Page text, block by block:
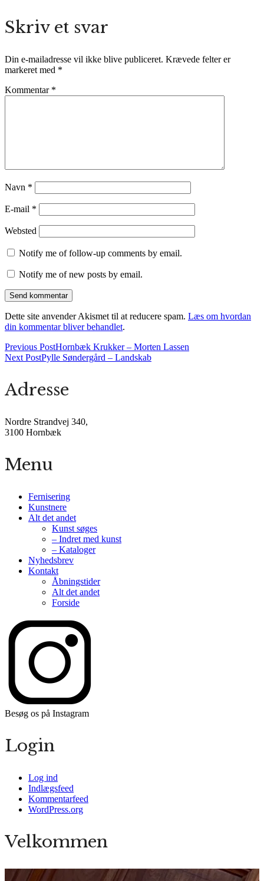
Skriv et svar
Din e-mailadresse vil ikke blive publiceret. Krævede felter er
markeret med *
Kommentar *
Navn *
E-mail *
Websted
Notify me of follow-up comments by email.
Notify me of new posts by email.
Dette site anvender Akismet til at reducere spam. Læs om hvordan
din kommentar bliver behandlet.
Previous PostHornbæk Krukker – Morten Lassen
Next PostPylle Søndergård – Landskab
Adresse
Nordre Strandvej 340,
3100 Hornbæk
Menu
Fernisering
Kunstnere
Alt det andet
Kunst søges
– Indret med kunst
– Kataloger
Nyhedsbrev
Kontakt
Åbningstider
Alt det andet
Forside
Besøg os på Instagram
Login
Log ind
Indlægsfeed
Kommentarfeed
WordPress.org
Velkommen